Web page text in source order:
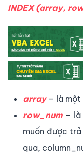
INDEX (array,
array– là một
row_num– là
muốn được
qua,